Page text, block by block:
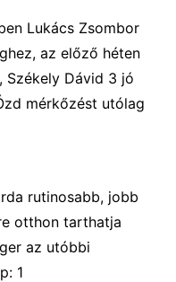
Lukács Zsombor
az előző héten
Székely Dávid 3 jó
mérkőzést utólag
rutinosabb, jobb
otthon tarthatja
az utóbbi
1